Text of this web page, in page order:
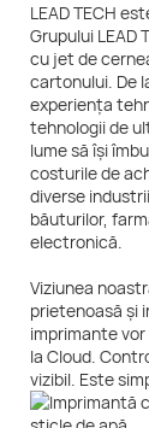
LEAD TECH
Grupului LEAD
cu jet de
cartonului. De
experiența
tehnologii de
lume să își
costurile de
diverse
băuturilor,
electronică.
Viziunea
prietenoasă și
imprimante
la Cloud.
vizibil. Este